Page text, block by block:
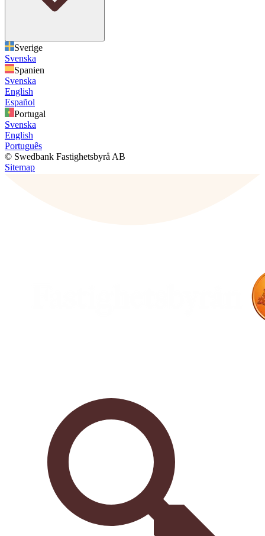
Sverige
Svenska
Spanien
Svenska
English
Español
Portugal
Svenska
English
Português
© Swedbank Fastighetsbyrå AB
Sitemap